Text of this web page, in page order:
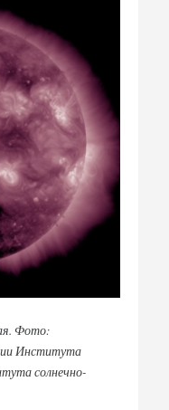
Фото:
Института
солнечно-